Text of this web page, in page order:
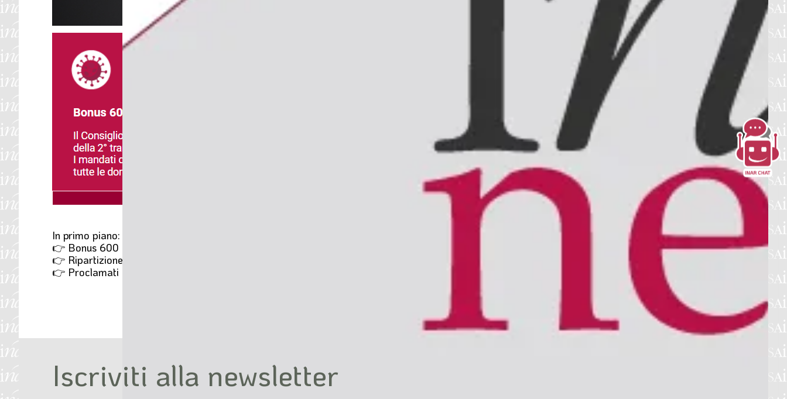
In primo piano:
👉 Bonus 600 euro, 2° tranche di pagamenti
👉 Ripartizione stanziamento dei 100 milioni di euro per il 2020
👉 Proclamati in Cda gli eletti per il Comitato Nazionale dei Delegati 2020/2025
Iscriviti alla newsletter